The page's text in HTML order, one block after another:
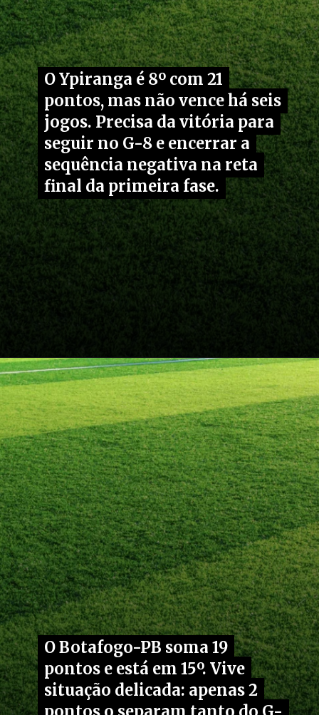
O Ypiranga é 8º com 21
pontos, mas não vence há seis
jogos. Precisa da vitória para
seguir no G-8 e encerrar a
sequência negativa na reta
final da primeira fase.
O Ypiranga é 8º com 21
pontos, mas não vence há seis
jogos. Precisa da vitória para
seguir no G-8 e encerrar a
sequência negativa na reta
final da primeira fase.
Openinghttps://fusne.com/verjogosdehoje
O Botafogo-PB soma 19
pontos e está em 15º. Vive
situação delicada: apenas 2
O Botafogo-PB soma 19
pontos e está em 15º. Vive
situação delicada: apenas 2